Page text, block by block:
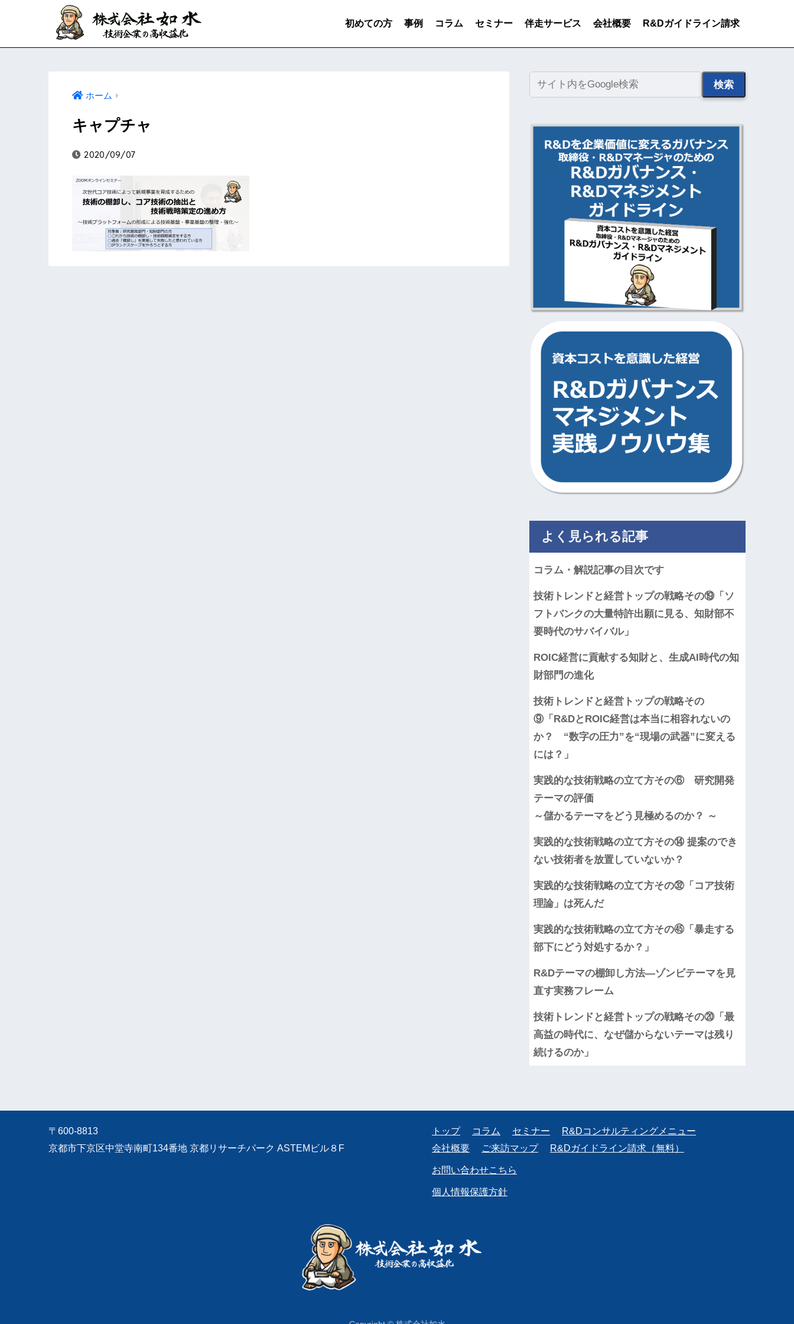
初めての方 事例 コラム セミナー 伴走サービス 会社概要 R&Dガイドライン請求
ホーム
キャプチャ
2020/09/07
検索
よく見られる記事
コラム・解説記事の目次です
技術トレンドと経営トップの戦略その⑲「ソ
フトバンクの大量特許出願に見る、知財部不
要時代のサバイバル」
ROIC経営に貢献する知財と、生成AI時代の知
財部門の進化
技術トレンドと経営トップの戦略その
⑨「R&DとROIC経営は本当に相容れないの
か？ “数字の圧力”を“現場の武器”に変える
には？」
実践的な技術戦略の立て方その⑥ 研究開発
テーマの評価
～儲かるテーマをどう見極めるのか？ ～
実践的な技術戦略の立て方その⑭ 提案のでき
ない技術者を放置していないか？
実践的な技術戦略の立て方その㉜「コア技術
理論」は死んだ
実践的な技術戦略の立て方その㊺「暴走する
部下にどう対処するか？」
R&Dテーマの棚卸し方法―ゾンビテーマを見
直す実務フレーム
技術トレンドと経営トップの戦略その⑳「最
高益の時代に、なぜ儲からないテーマは残り
続けるのか」
〒600-8813
京都市下京区中堂寺南町134番地 京都リサーチパーク ASTEMビル８F
トップ コラム セミナー
R&Dコンサルティングメニュー
会社概要
ご来訪マップ R&Dガイドライン請求（無料）
お問い合わせこちら
個人情報保護方針